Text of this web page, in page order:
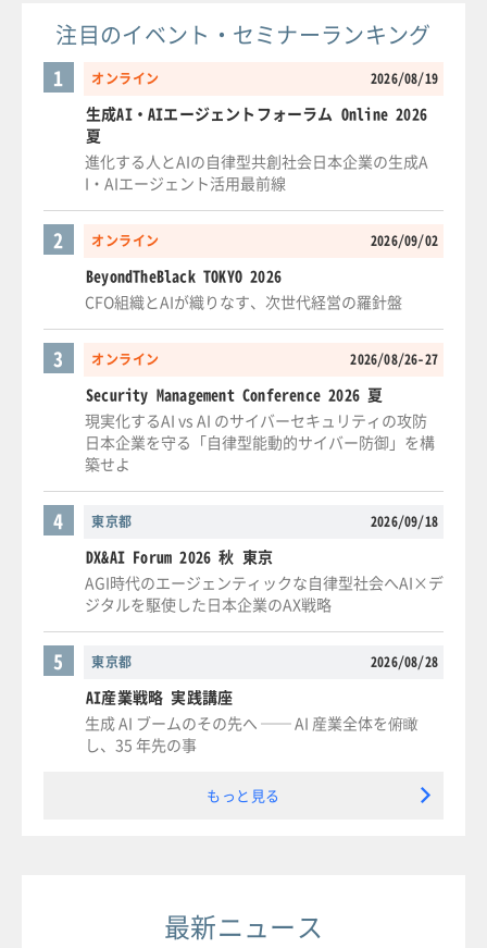
注目のイベント・セミナーランキング
オンライン 2026/08/19
1
生成AI・AIエージェントフォーラム Online 2026
夏
進化する人とAIの自律型共創社会日本企業の生成A
I・AIエージェント活用最前線
オンライン 2026/09/02
2
BeyondTheBlack TOKYO 2026
CFO組織とAIが織りなす、次世代経営の羅針盤
オンライン 2026/08/26-27
3
Security Management Conference 2026 夏
現実化するAI vs AI のサイバーセキュリティの攻防
日本企業を守る「自律型能動的サイバー防御」を構
築せよ
東京都 2026/09/18
4
DX&AI Forum 2026 秋 東京
AGI時代のエージェンティックな自律型社会へAI×デ
ジタルを駆使した日本企業のAX戦略
東京都 2026/08/28
5
AI産業戦略 実践講座
生成 AI ブームのその先へ ── AI 産業全体を俯瞰
し、35 年先の事
もっと見る
最新ニュース